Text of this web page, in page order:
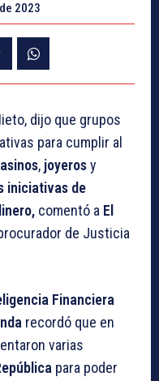
2023
dijo que grupos
para cumplir al
, joyerosy
iniciativas de
comentó a El
de Justicia
Financiera
recordó que en
varias
para poder